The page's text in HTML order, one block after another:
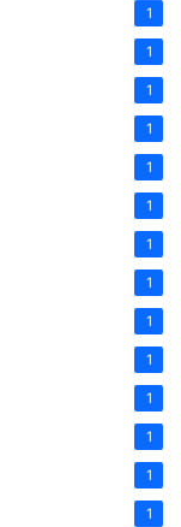
1
1
1
1
1
1
1
1
1
1
1
1
1
1